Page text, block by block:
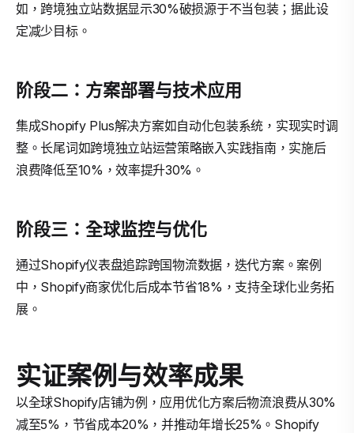
如，跨境独立站数据显示30%破损源于不当包装；据此设
定减少目标。
阶段二：方案部署与技术应用
集成Shopify Plus解决方案如自动化包装系统，实现实时调
整。长尾词如跨境独立站运营策略嵌入实践指南，实施后
浪费降低至10%，效率提升30%。
阶段三：全球监控与优化
通过Shopify仪表盘追踪跨国物流数据，迭代方案。案例
中，Shopify商家优化后成本节省18%，支持全球化业务拓
展。
实证案例与效率成果
以全球Shopify店铺为例，应用优化方案后物流浪费从30%
减至5%，节省成本20%，并推动年增长25%。Shopify